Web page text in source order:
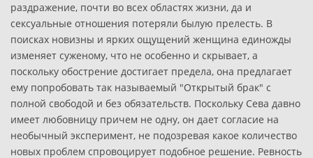
раздражение, почти во всех областях жизни, да и
сексуальные отношения потеряли былую прелесть. В
поисках новизны и ярких ощущений женщина единожды
изменяет суженому, что не особенно и скрывает, а
поскольку обострение достигает предела, она предлагает
ему попробовать так называемый "Открытый брак" с
полной свободой и без обязательств. Поскольку Сева давно
имеет любовницу причем не одну, он дает согласие на
необычный эксперимент, не подозревая какое количество
новых проблем спровоцирует подобное решение. Ревность